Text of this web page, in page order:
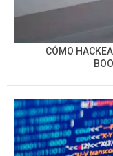
CÓMO